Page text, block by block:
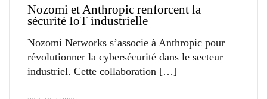
Nozomi et Anthropic renforcent la
sécurité IoT industrielle
Nozomi Networks s’associe à Anthropic pour
révolutionner la cybersécurité dans le secteur
industriel. Cette collaboration